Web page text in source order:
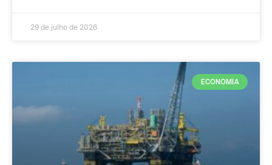
29 de julho de 2026
ECONOMIA